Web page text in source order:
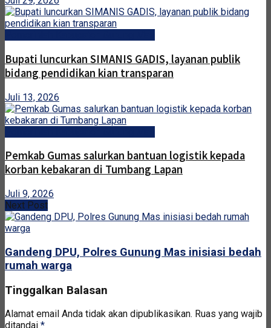
Bupati luncurkan SIMANIS GADIS, layanan publik
bidang pendidikan kian transparan
Juli 13, 2026
Pemkab Gumas salurkan bantuan logistik kepada
korban kebakaran di Tumbang Lapan
Juli 9, 2026
Next Post
Gandeng DPU, Polres Gunung Mas inisiasi bedah
rumah warga
Tinggalkan Balasan
Alamat email Anda tidak akan dipublikasikan. Ruas yang wajib
ditandai *